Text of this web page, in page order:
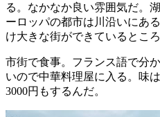
る。なかなか良い雰囲気だ。
ーロッパの都市は川沿いにあ
け大きな街ができているとこ
市街で食事。フランス語で分
いので中華料理屋に入る。味
3000円もするんだ。